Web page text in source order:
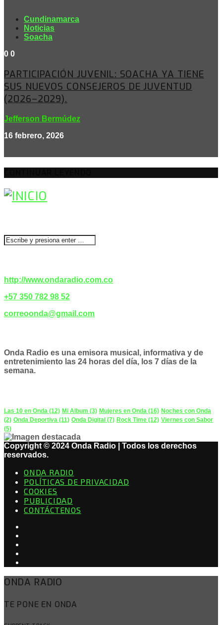
Cundinamarca
Noticias
Soacha
0 0
PARTICIPACIÓN JUVENIL: SOACHA YA TIENE
SUS NUEVOS CONSEJEROS DE JUVENTUD
(2026–2029).
Jefferson Bermúdez
16 febrero, 2026
http://www.ondaradio.com.co
+57 350 782 98 52
correoonda@gmail.com
Onda Radio es una emisora musical, informativa y de
entretenimiento las 24 horas del día, los 7 días de la
semana.
Las 10 en Onda (12) Mi Album (3) Mujeres en Onda (16) Noches con Onda
(2) Onda Deportiva (11) Onda Digital (7) Rock Time (12) Viernes con Sabor
(5)
Copyright © 2024 Onda Radio | Todos los derechos
reservados.
ONDA RADIO
POLÍTICAS DE PRIVACIDAD
COOKIES
PUBLICIDAD
CONTÁCTENOS
ONDA RADIO
TE PONE EN ONDA